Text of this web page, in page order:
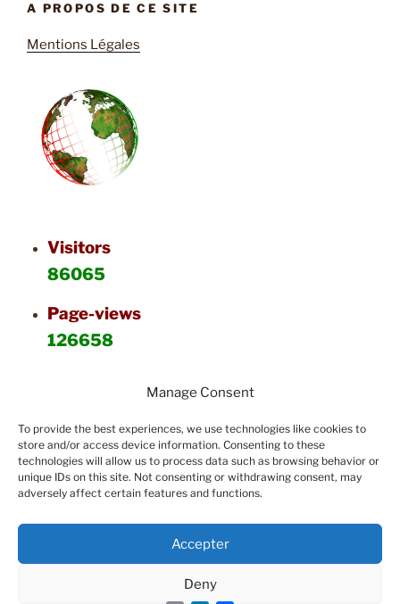
Manage Consent
To provide the best experiences, we use technologies like cookies to
store and/or access device information. Consenting to these
technologies will allow us to process data such as browsing behavior or
unique IDs on this site. Not consenting or withdrawing consent, may
adversely affect certain features and functions.
Accepter
Deny
A PROPOS DE CE SITE
Mentions Légales
Visitors
86065
Page-views
126658